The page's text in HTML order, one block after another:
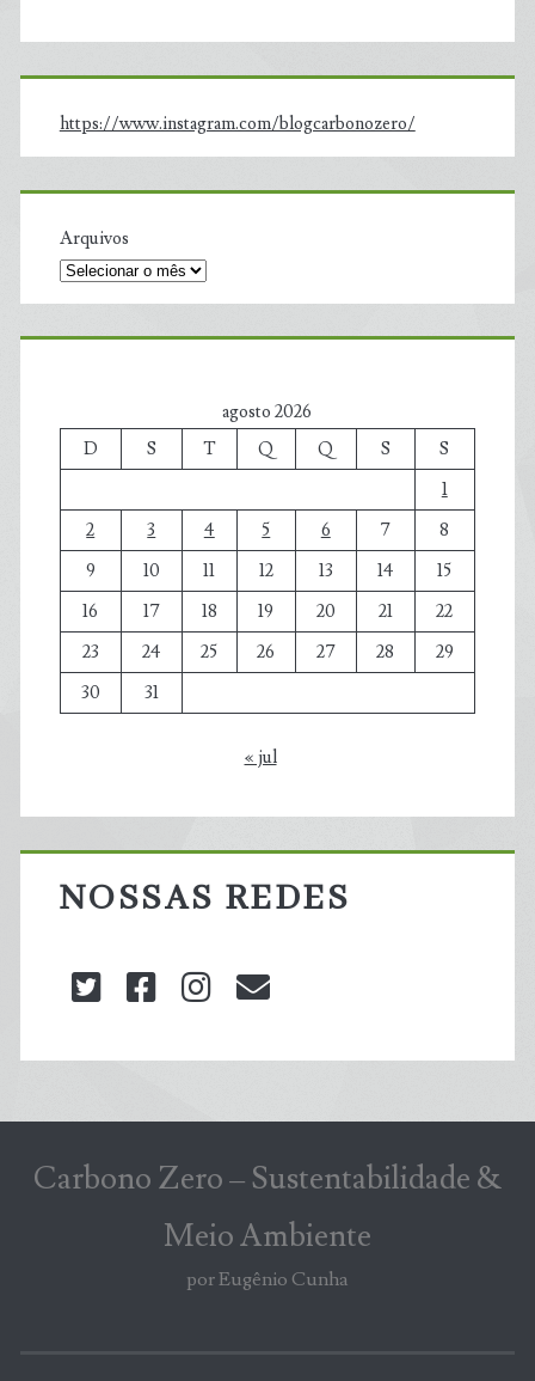
https://www.instagram.com/blogcarbonozero/
Arquivos
agosto 2026
D
S T Q Q S
S
1
2
3 4 5 6 7
8
9
10 11 12 13 14
15
16
17 18 19 20 21
22
23
24 25 26 27 28
29
30
31
« jul
NOSSAS REDES
twitterfacebookinstagram
Carbono Zero – Sustentabilidade &
Meio Ambiente
por Eugênio Cunha